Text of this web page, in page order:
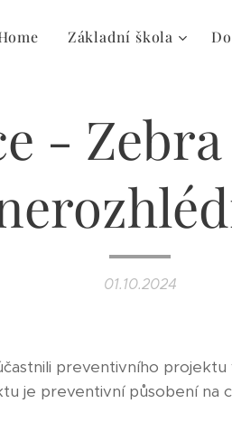
Základní škola
- Zebra
01.10.2024
preventivního
je preventivní působení na